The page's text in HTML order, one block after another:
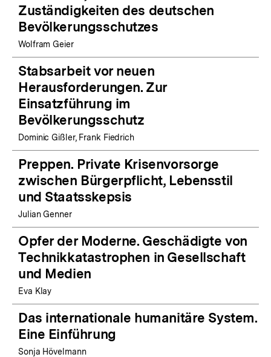
Zuständigkeiten des deutschen
Bevölkerungsschutzes
Wolfram Geier
Stabsarbeit vor neuen
Herausforderungen. Zur
Einsatzführung im
Bevölkerungsschutz
Dominic Gißler, Frank Fiedrich
Preppen. Private Krisenvorsorge
zwischen Bürgerpflicht, Lebensstil
und Staatsskepsis
Julian Genner
Opfer der Moderne. Geschädigte von
Technikkatastrophen in Gesellschaft
und Medien
Eva Klay
Das internationale humanitäre System.
Eine Einführung
Sonja Hövelmann